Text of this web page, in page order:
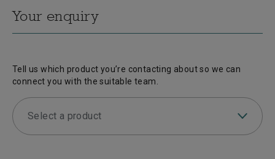
Your enquiry
Tell us which product you’re contacting about so we can
connect you with the suitable team.
Select a product